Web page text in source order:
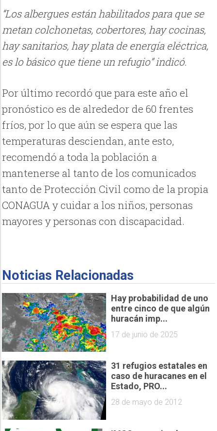
“Los albergues están habilitados para que se
metan colchonetas, cobertores, hay cocinas,
hay sanitarios, hay plata de energía eléctrica,
es lo básico que tiene un refugio” indicó.
Por último recordó que para este año el
pronóstico es de alrededor de 60 frentes
fríos, por lo que aún se espera que las
temperaturas desciendan, ante esto,
recomendó a toda la población a
mantenerse al tanto de los comunicados
tanto de Protección Civil como de la propia
CONAGUA y cuidar a los niños, personas
mayores y personas con discapacidad.
Noticias Relacionadas
Hay probabilidad de uno
entre cinco de que algún
huracán imp...
17 de junio de 2025
31 refugios estatales en
caso de huracanes en el
Estado, PRO...
28 de mayo de 2012